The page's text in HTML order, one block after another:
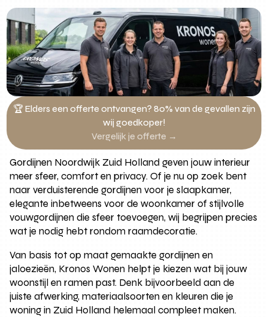
🏆 Elders een offerte ontvangen? 80% van de gevallen zijn
wij goedkoper!
Vergelijk je offerte →
Gordijnen Noordwijk Zuid Holland geven jouw interieur
meer sfeer, comfort en privacy. Of je nu op zoek bent
naar verduisterende gordijnen voor je slaapkamer,
elegante inbetweens voor de woonkamer of stijlvolle
vouwgordijnen die sfeer toevoegen, wij begrijpen precies
wat je nodig hebt rondom raamdecoratie.
Van basis tot op maat gemaakte gordijnen en
jaloezieën, Kronos Wonen helpt je kiezen wat bij jouw
woonstijl en ramen past. Denk bijvoorbeeld aan de
juiste afwerking, materiaalsoorten en kleuren die je
woning in Zuid Holland helemaal compleet maken.